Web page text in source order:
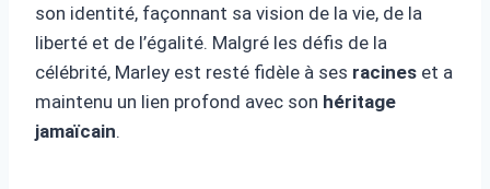
son identité, façonnant sa vision de la vie, de la
liberté et de l’égalité. Malgré les défis de la
célébrité, Marley est resté fidèle à ses racines et a
maintenu un lien profond avec son héritage
jamaïcain.